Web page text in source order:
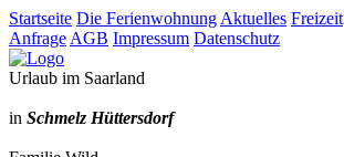
Startseite Die Ferienwohnung Aktuelles Freizeit
Anfrage AGB Impressum Datenschutz
Urlaub im Saarland
in Schmelz Hüttersdorf